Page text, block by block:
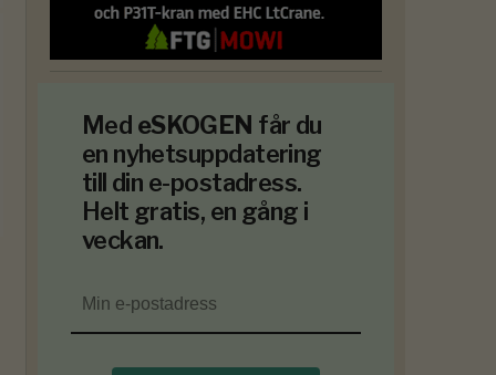
Med eSKOGEN får du
en nyhetsuppdatering
till din e-postadress.
Helt gratis, en gång i
veckan.